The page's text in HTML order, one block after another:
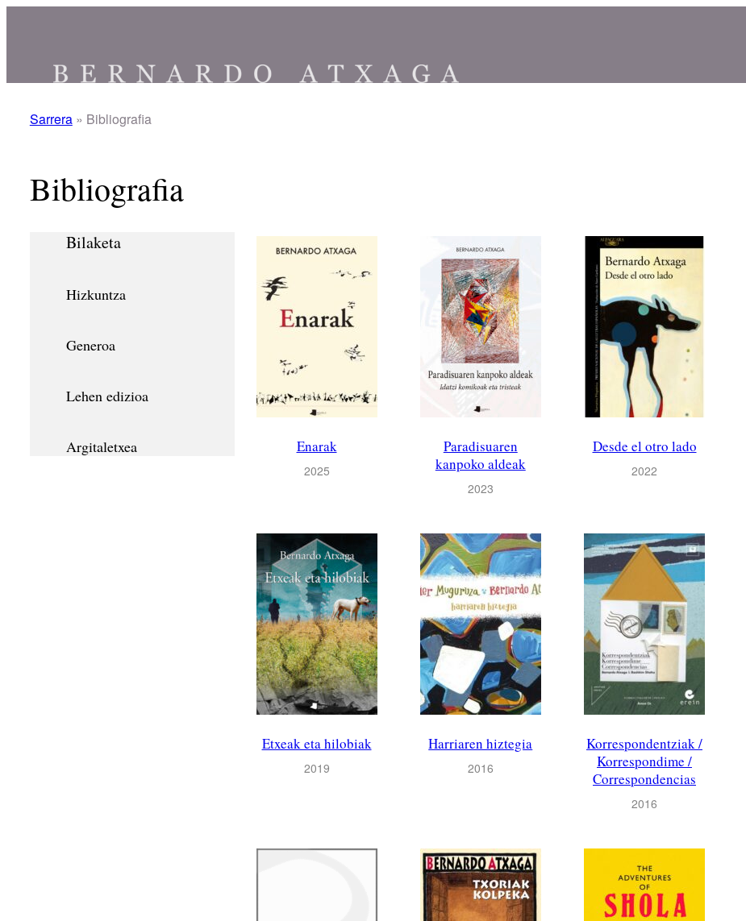
Sarrera» Bibliografia
Bibliografia
Bilaketa
Hizkuntza
Generoa
Lehen edizioa
Argitaletxea Enarak
2025
Paradisuaren
kanpoko aldeak
2023
Desde el otro lado
2022
Etxeak eta hilobiak
2019
Harriaren hiztegia
2016
Korrespondentziak /
Korrespondime /
Correspondencias
2016